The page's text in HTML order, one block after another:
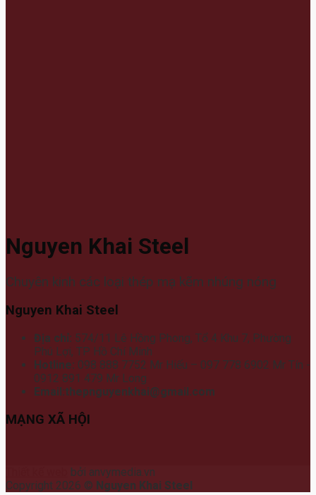
Nguyen Khai Steel
Chuyên kinh các loại thép mạ kẽm nhúng nóng
Nguyen Khai Steel
Địa chỉ: 574/11 Lê Hồng Phong, Tổ 4 Khu 7, Phường
Phú Lợi, TP Hồ Chí Minh
Hotline: 098 888 7752 Mr Hiếu – 097 778 6902 Mr Tín -
0912 891 479 Mr Long
Email:thepnguyenkhai@gmail.com
MẠNG XÃ HỘI
bởi anvymedia.vn
Copyright 2026 © Nguyen Khai Steel